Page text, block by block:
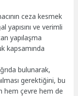
ceza kesmek
yapısını ve verimli
yapılaşma
kapsamında
bulunarak,
gerektiğini, bu
hem çevre hem de